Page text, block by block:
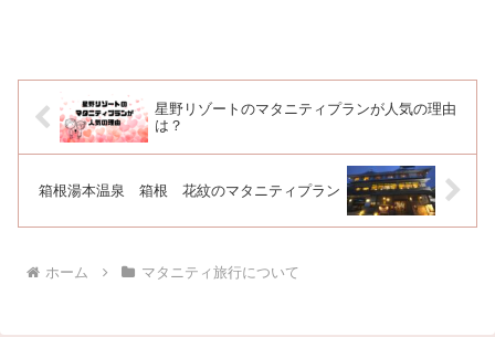
～7カ月の安定期を選び、近場の
星野リゾートのマタニティプランが人気の理由
は？
箱根湯本温泉 箱根 花紋のマタニティプラン
ホーム マタニティ旅行について